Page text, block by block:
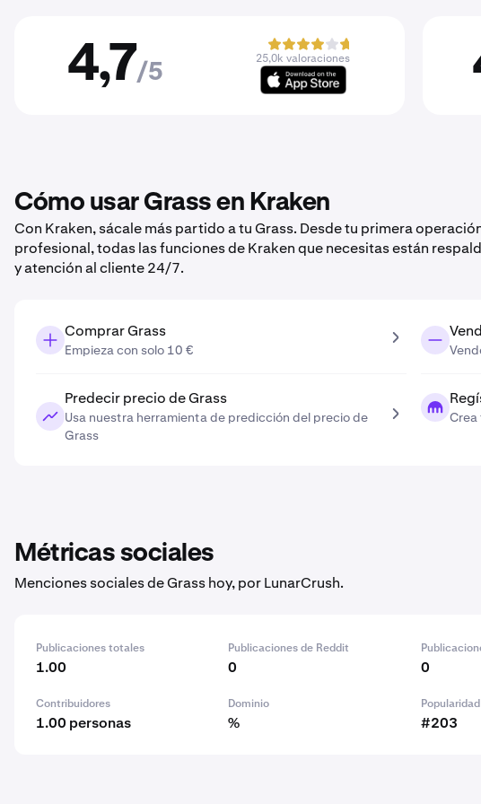
4,7/5
25,0k valoraciones
Cómo usar Grass en Kraken
Con Kraken, sácale más partido a tu Grass. Desde tu primera
profesional, todas las funciones de Kraken que necesitas están
y atención al cliente 24/7.
Comprar Grass
Empieza con solo 10 €
Predecir precio de Grass
Usa nuestra herramienta de predicción del precio de
Grass
Métricas sociales
Menciones sociales de Grass hoy, por LunarCrush.
Publicaciones totales
1.00
Publicaciones de Reddit
0 0
Contribuidores
1.00 personas
Dominio
%
Popularidad
#203